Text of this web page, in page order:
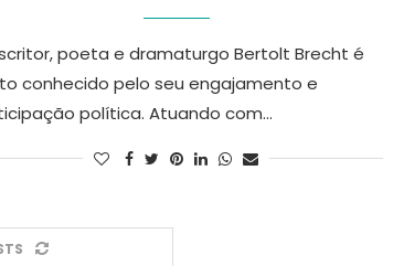
poeta e dramaturgo Bertolt Brecht é
conhecido pelo seu engajamento e
política. Atuando com…